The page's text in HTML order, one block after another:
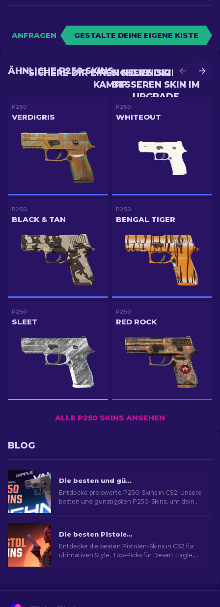
ANFRAGEN GESTALTE DEINE EIGENE KISTE
SICHERE DIR EINEN
BESSEREN SKIN IM
UPGRADE
SICHERE DIR EINEN NEUEN SKIN IM
KAMPF
ÄHNLICHE P250 SKINS
P250
VERDIGRIS
P250
WHITEOUT
P250
BLACK & TAN
P250
BENGAL TIGER
P250
SLEET
P250
RED ROCK
ALLE P250 SKINS ANSEHEN
BLOG
Die besten und günstigsten P250-Skins in CS2 [2026]
Entdecke preiswerte P250-Skins in CS2! Unsere
besten und günstigsten P250-Skins, um dein
Die besten Pistolen-Skins in CS2 [2026]
Entdecke die besten Pistolen-Skins in CS2 für
ultimativen Style. Top-Picks für Desert Eagle,